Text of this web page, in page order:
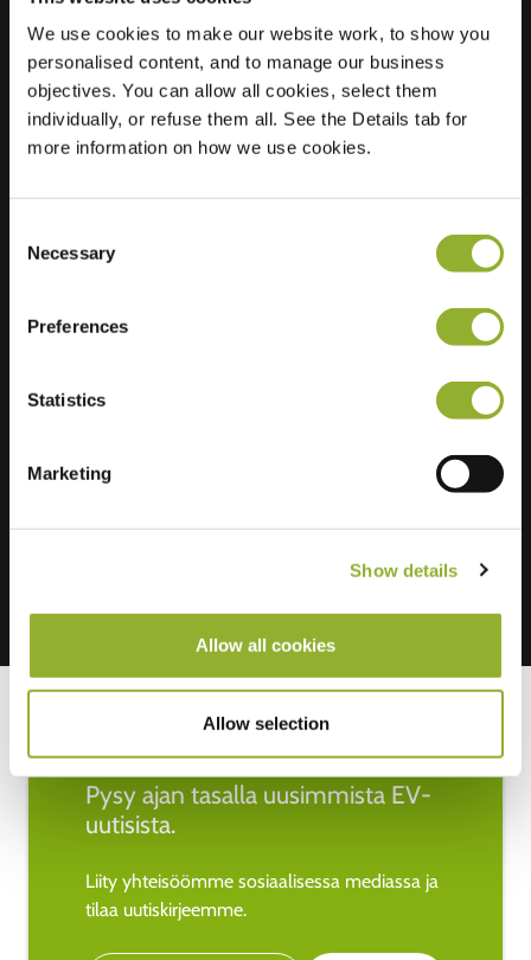
We use cookies to make our website work, to show you
personalised content, and to manage our business
objectives. You can allow all cookies, select them
individually, or refuse them all. See the Details tab for
more information on how we use cookies.
Selection
Necessary
Preferences
Statistics
Marketing
Show details
Allow all cookies
Allow selection
Sijainti
De Ochtense Steegh
30
4051 HK Ochten
Alankomaat
Regular Charging 2 of 2 available
Lisätietoja
Pysy ajan tasalla uusimmista EV-
uutisista.
Liity yhteisöömme sosiaalisessa mediassa ja
tilaa uutiskirjeemme.